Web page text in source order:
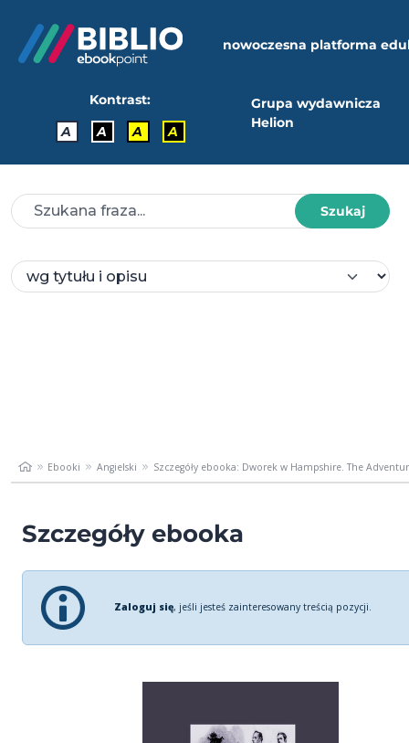
nowoczesna platforma
Kontrast:
A
A A A
Grupa wydawnicza
Helion
Szukaj
Ebooki Angielski Szczegóły ebooka: Dworek w Hampshire. The
Szczegóły ebooka
Zaloguj się, jeśli jesteś zainteresowany treścią pozycji.